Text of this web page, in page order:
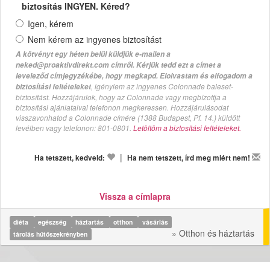
biztosítás INGYEN. Kéred?
Igen, kérem
Nem kérem az ingyenes biztosítást
A kötvényt egy héten belül küldjük e-mailen a
neked@proaktivdirekt.com címről. Kérjük tedd ezt a címet a
leveleződ címjegyzékébe, hogy megkapd. Elolvastam és elfogadom a
biztosítási feltételeket, igénylem az ingyenes Colonnade baleset-
biztosítást. Hozzájárulok, hogy az Colonnade vagy megbízottja a
biztosítási ajánlataival telefonon megkeressen. Hozzájárulásodat
visszavonhatod a Colonnade címére (1388 Budapest, Pf. 14.) küldött
levélben vagy telefonon: 801-0801. Letöltöm a biztosítási feltételeket.
Ha tetszett, kedveld: | Ha nem tetszett, írd meg miért nem!
Vissza a címlapra
diéta egészség háztartás otthon
vásárlás
tárolás hűtőszekrényben
» Otthon és háztartás